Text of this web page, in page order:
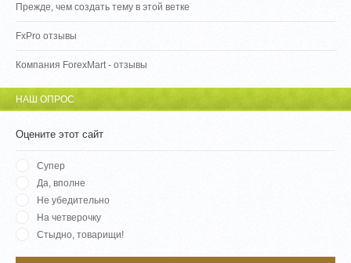
Прежде, чем создать тему в этой ветке
FxPro отзывы
Компания ForexMart - отзывы
НАШ ОПРОС
Оцените этот сайт
Супер
Да, вполне
Не убедительно
На четверочку
Стыдно, товарищи!